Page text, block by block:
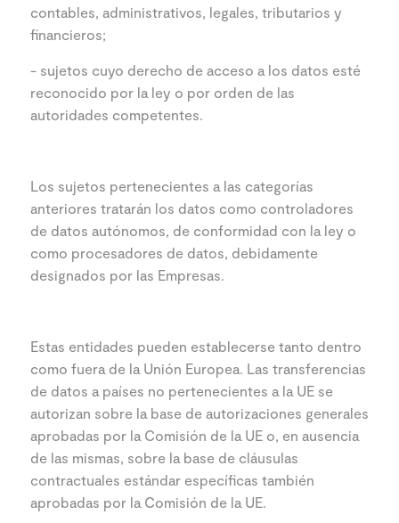
contables, administrativos, legales, tributarios y
financieros;
- sujetos cuyo derecho de acceso a los datos esté
reconocido por la ley o por orden de las
autoridades competentes.
Los sujetos pertenecientes a las categorías
anteriores tratarán los datos como controladores
de datos autónomos, de conformidad con la ley o
como procesadores de datos, debidamente
designados por las Empresas.
Estas entidades pueden establecerse tanto dentro
como fuera de la Unión Europea. Las transferencias
de datos a países no pertenecientes a la UE se
autorizan sobre la base de autorizaciones generales
aprobadas por la Comisión de la UE o, en ausencia
de las mismas, sobre la base de cláusulas
contractuales estándar específicas también
aprobadas por la Comisión de la UE.